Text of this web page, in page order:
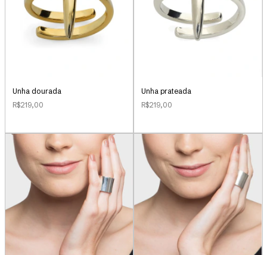
Unha dourada
R$219,00
Unha prateada
R$219,00